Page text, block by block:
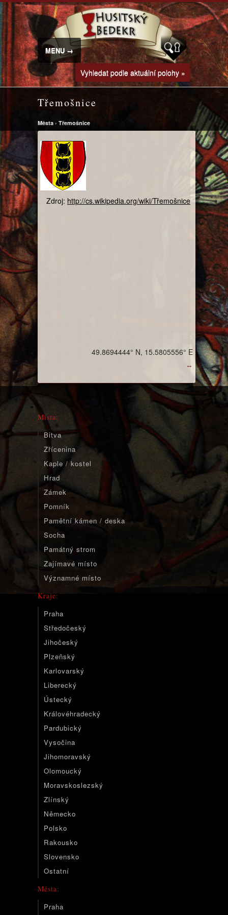
MENU →
Vyhledat podle aktuální polohy »
Třemošnice
Města › Třemošnice
Zdroj: http://cs.wikipedia.org/wiki/Třemošnice
↔
49.8694444° N, 15.5805556° E
Místa:
Bitva
Zřícenina
Kaple / kostel
Hrad
Zámek
Pomník
Pamětní kámen / deska
Socha
Památný strom
Zajímavé místo
Významné místo
Kraje:
Praha
Středočeský
Jihočeský
Plzeňský
Karlovarský
Liberecký
Ústecký
Královéhradecký
Pardubický
Vysočina
Jihomoravský
Olomoucký
Moravskoslezský
Zlínský
Německo
Polsko
Rakousko
Slovensko
Ostatní
Města:
Praha